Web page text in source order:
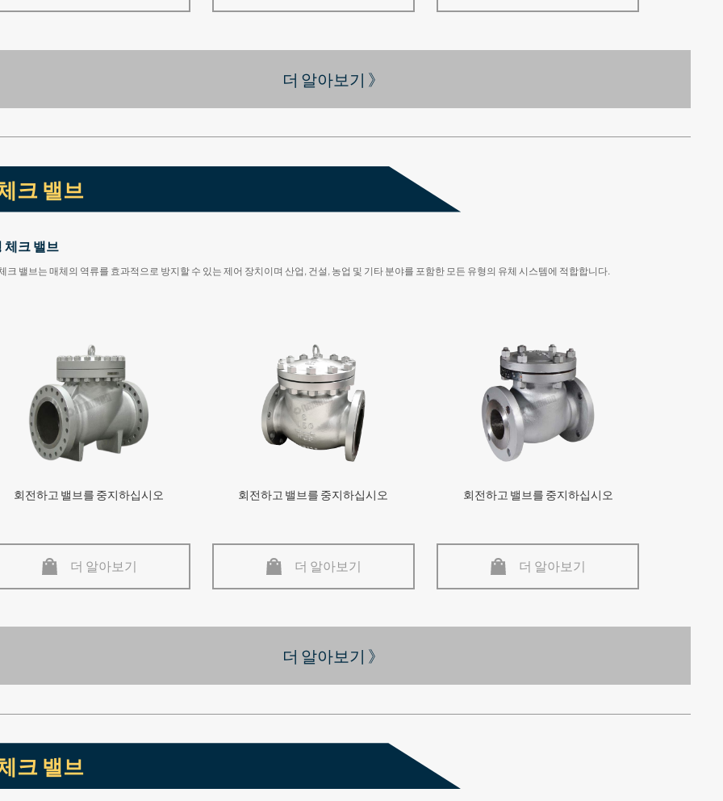
더 알아보기 》
크 밸브
체크 밸브
크 밸브는 매체의 역류를 효과적으로 방지할 수 있는 제어 장치이며 산업, 건설, 농업 및 기타 분야를 포함한 모든 유형의 유체 시스템에 적합합니다.
회전하고 밸브를 중지하십시오
더 알아보기
회전하고 밸브를 중지하십시오
더 알아보기
회전하고 밸브를 중지하십시오
더 알아보기
더 알아보기 》
크 밸브